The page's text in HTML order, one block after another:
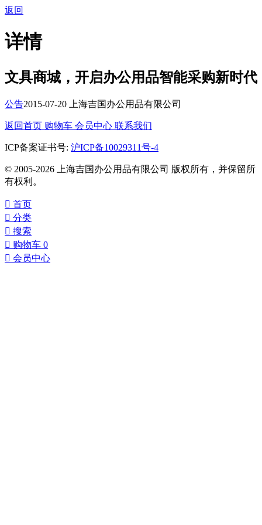
返回
详情
文具商城，开启办公用品智能采购新时代
公告2015-07-20 上海吉国办公用品有限公司
返回首页 购物车 会员中心 联系我们
ICP备案证书号: 沪ICP备10029311号-4
© 2005-2026 上海吉国办公用品有限公司 版权所有，并保留所
有权利。
 首页
 分类
 搜索
 购物车 0
 会员中心